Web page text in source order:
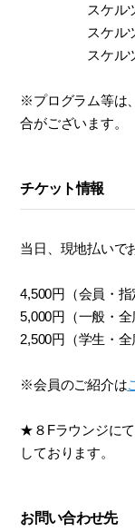
スケルツォ
スケルツォ
スケルツォ
※プログラム等は
合がございます。
チケット情報
当日、現地払いで
4,500円（会員・指
5,000円（一般・全
2,500円（学生・全
※会員のご紹介は
★８Fラウンジに
しております。
お問い合わせ先